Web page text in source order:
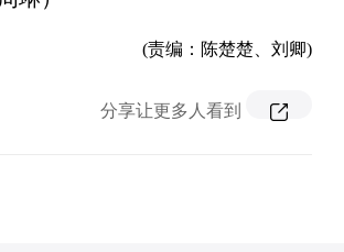
(责编：陈楚楚、刘卿)
分享让更多人看到